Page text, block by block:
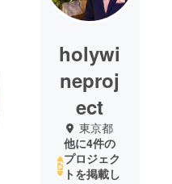
holywi
neproj
ect
東京都
他に4件の
プロジェク
トを掲載し